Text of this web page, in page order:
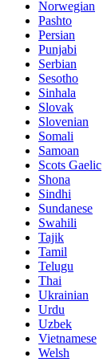
Norwegian
Pashto
Persian
Punjabi
Serbian
Sesotho
Sinhala
Slovak
Slovenian
Somali
Samoan
Scots Gaelic
Shona
Sindhi
Sundanese
Swahili
Tajik
Tamil
Telugu
Thai
Ukrainian
Urdu
Uzbek
Vietnamese
Welsh